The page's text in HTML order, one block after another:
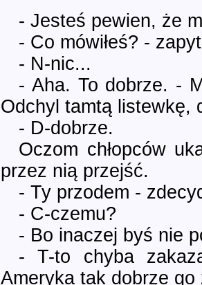
- Jesteś pewien, że
- Co mówiłeś? -
- N-nic...
- Aha. To dobrze. -
Odchyl tamtą listewkę,
- D-dobrze.
Oczom chłopców
przez nią przejść.
- Ty przodem -
- C-czemu?
- Bo inaczej byś nie
- T-to chyba
Ameryka tak dobrze go